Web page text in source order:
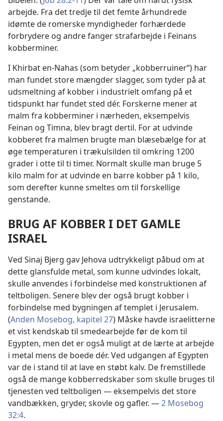
arbejde. Fra det tredje til det femte århundrede
idømte de romerske myndigheder forhærdede
forbrydere og andre fanger strafarbejde i Feinans
kobberminer.
I Khirbat en-Nahas (som betyder „kobberruiner“) har
man fundet store mængder slagger, som tyder på at
udsmeltning af kobber i industrielt omfang på et
tidspunkt har fundet sted dér. Forskerne mener at
malm fra kobberminer i nærheden, eksempelvis
Feinan og Timna, blev bragt dertil. For at udvinde
kobberet fra malmen brugte man blæsebælge for at
øge temperaturen i trækulsilden til omkring 1200
grader i otte til ti timer. Normalt skulle man bruge 5
kilo malm for at udvinde en barre kobber på 1 kilo,
som derefter kunne smeltes om til forskellige
genstande.
BRUG AF KOBBER I DET GAMLE
ISRAEL
Ved Sinaj Bjerg gav Jehova udtrykkeligt påbud om at
dette glansfulde metal, som kunne udvindes lokalt,
skulle anvendes i forbindelse med konstruktionen af
teltboligen. Senere blev der også brugt kobber i
forbindelse med bygningen af templet i Jerusalem.
(Anden Mosebog, kapitel 27) Måske havde israelitterne
et vist kendskab til smedearbejde før de kom til
Egypten, men det er også muligt at de lærte at arbejde
i metal mens de boede dér. Ved udgangen af Egypten
var de i stand til at lave en støbt kalv. De fremstillede
også de mange kobberredskaber som skulle bruges til
tjenesten ved teltboligen — eksempelvis det store
vandbækken, gryder, skovle og gafler. —2 Mosebog
32:4.